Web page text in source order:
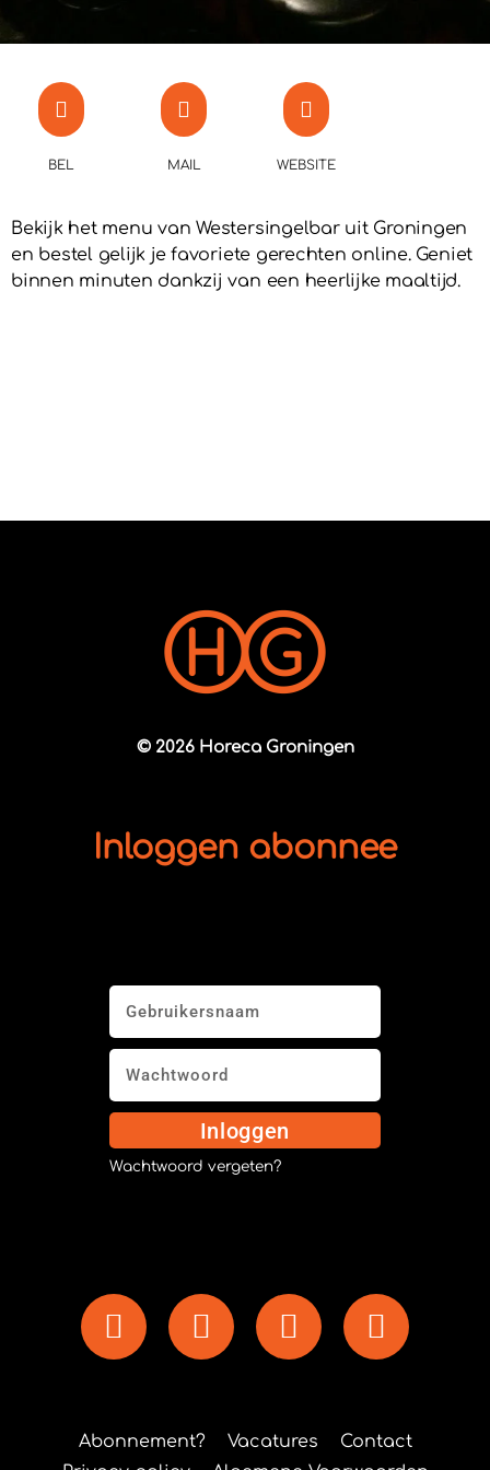
BEL MAIL WEBSITE
Bekijk het menu van Westersingelbar uit Groningen
en bestel gelijk je favoriete gerechten online. Geniet
binnen minuten dankzij van een heerlijke maaltijd.
© 2026 Horeca Groningen
Inloggen abonnee
Inloggen
Wachtwoord vergeten?
Abonnement? Vacatures
Contact